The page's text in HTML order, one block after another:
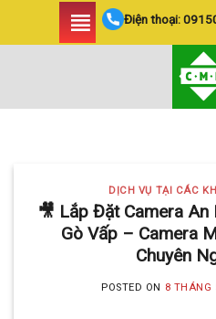
Điện thoại:
HUYỆN
SIÊU AN
TIẾT KIỆM
MINH
DỊCH VỤ TẠI CÁC
🎥 Lắp Đặt Camera An
Gò Vấp – Camera
Chuyên
POSTED ON 8 THÁNG